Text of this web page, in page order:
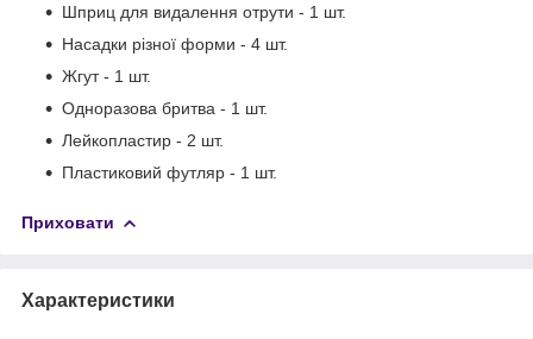
Шприц для видалення отрути - 1 шт.
Насадки різної форми - 4 шт.
Жгут - 1 шт.
Одноразова бритва - 1 шт.
Лейкопластир - 2 шт.
Пластиковий футляр - 1 шт.
Приховати
Характеристики